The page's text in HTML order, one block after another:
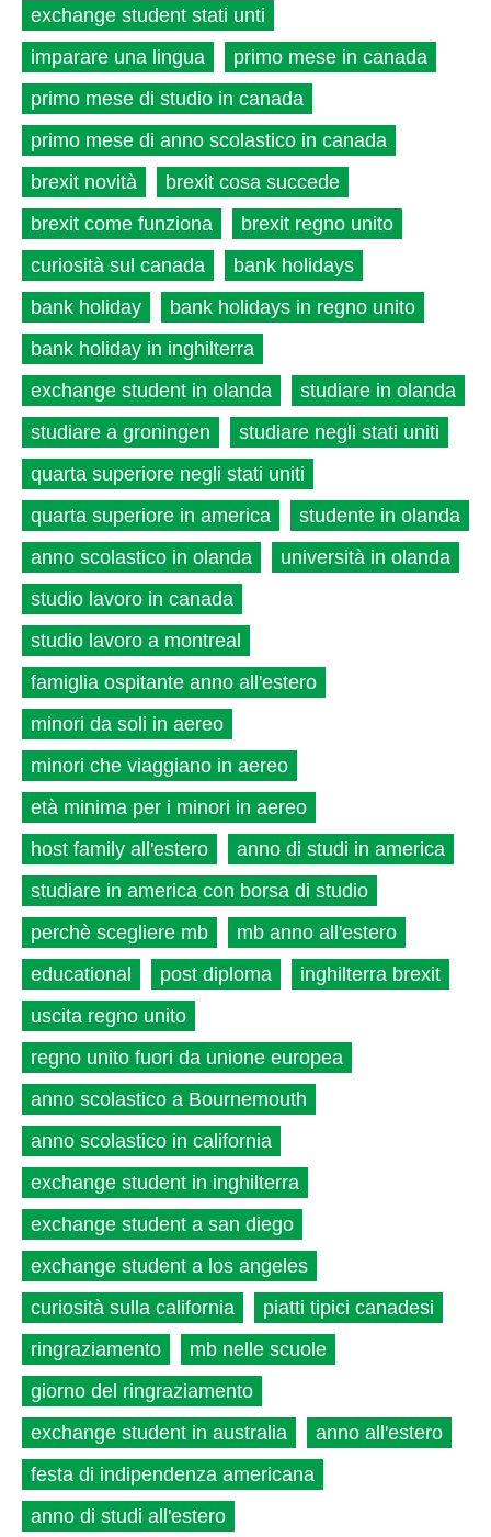
exchange student stati unti
imparare una lingua
primo mese in canada
primo mese di studio in canada
primo mese di anno scolastico in canada
brexit novità
brexit cosa succede
brexit come funziona
brexit regno unito
curiosità sul canada
bank holidays
bank holiday
bank holidays in regno unito
bank holiday in inghilterra
exchange student in olanda
studiare in olanda
studiare a groningen
studiare negli stati uniti
quarta superiore negli stati uniti
quarta superiore in america
studente in olanda
anno scolastico in olanda
università in olanda
studio lavoro in canada
studio lavoro a montreal
famiglia ospitante anno all'estero
minori da soli in aereo
minori che viaggiano in aereo
età minima per i minori in aereo
host family all'estero
anno di studi in america
studiare in america con borsa di studio
perchè scegliere mb
mb anno all'estero
educational
post diploma
inghilterra brexit
uscita regno unito
regno unito fuori da unione europea
anno scolastico a Bournemouth
anno scolastico in california
exchange student in inghilterra
exchange student a san diego
exchange student a los angeles
curiosità sulla california
piatti tipici canadesi
ringraziamento
mb nelle scuole
giorno del ringraziamento
exchange student in australia
anno all'estero
festa di indipendenza americana
anno di studi all'estero